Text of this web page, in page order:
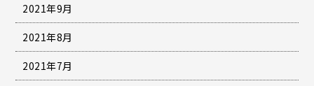
2021年9月
2021年8月
2021年7月